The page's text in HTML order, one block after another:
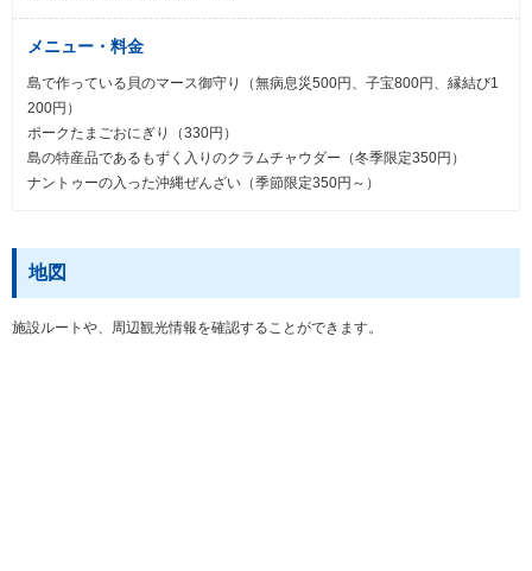
メニュー・料金
島で作っている貝のマース御守り（無病息災500円、子宝800円、縁結び1
200円）
ポークたまごおにぎり（330円）
島の特産品であるもずく入りのクラムチャウダー（冬季限定350円）
ナントゥーの入った沖縄ぜんざい（季節限定350円～）
地図
施設ルートや、周辺観光情報を確認することができます。